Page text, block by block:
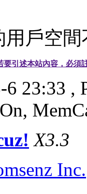
戶空間
要引述本站內容，必須
6 23:33 ,
X3.3
Inc.